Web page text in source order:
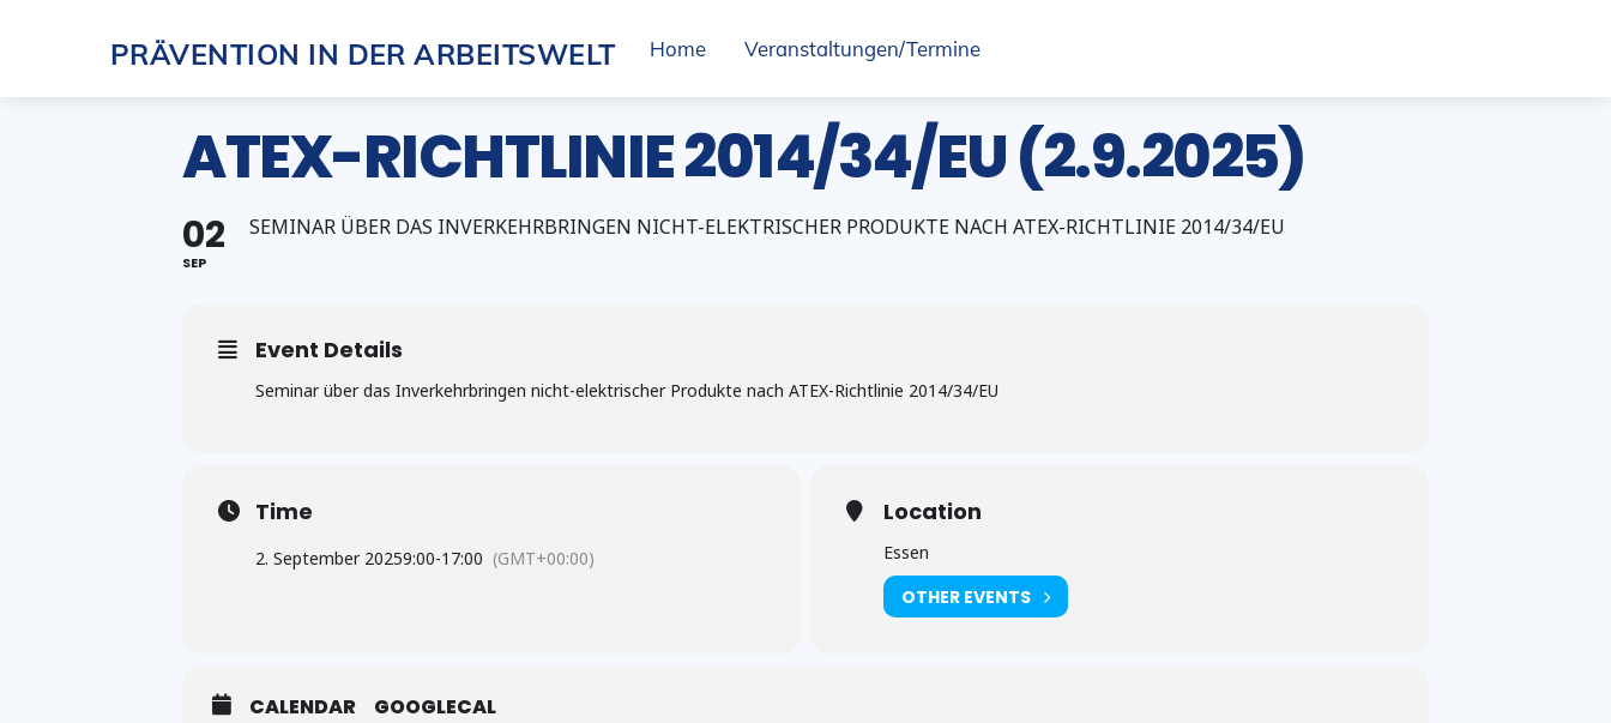
PRÄVENTION IN DER ARBEITSWELT Home Veranstaltungen/Termine
ATEX-RICHTLINIE 2014/34/EU (2.9.2025)
02
SEP
SEMINAR ÜBER DAS INVERKEHRBRINGEN NICHT-ELEKTRISCHER PRODUKTE NACH ATEX-RICHTLINIE 2014/34/EU
Event Details
Seminar über das Inverkehrbringen nicht-elektrischer Produkte nach ATEX-Richtlinie 2014/34/EU
Time
2. September 20259:00-17:00 (GMT+00:00)
Location
Essen
OTHER EVENTS
CALENDAR GOOGLECAL